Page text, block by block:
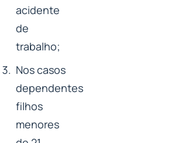
acidente
de
trabalho;
Nos casos
dependentes
filhos
menores